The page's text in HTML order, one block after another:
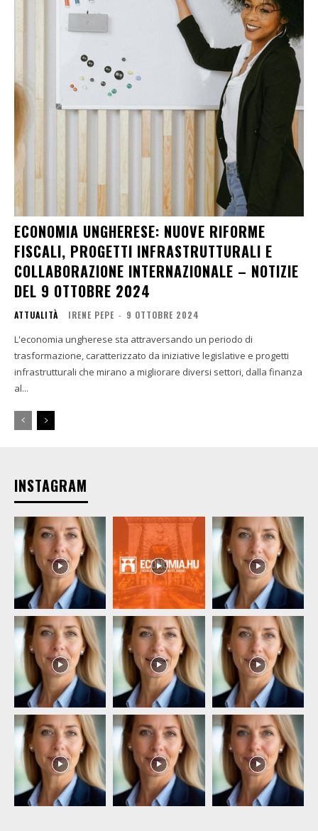
ECONOMIA UNGHERESE: NUOVE RIFORME
FISCALI, PROGETTI INFRASTRUTTURALI E
COLLABORAZIONE INTERNAZIONALE – NOTIZIE
DEL 9 OTTOBRE 2024
ATTUALITÀ IRENE PEPE - 9 OTTOBRE 2024
L'economia ungherese sta attraversando un periodo di
trasformazione, caratterizzato da iniziative legislative e progetti
infrastrutturali che mirano a migliorare diversi settori, dalla finanza
al...
INSTAGRAM